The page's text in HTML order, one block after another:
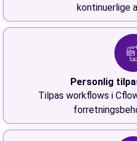
kontinuerlige
Personlig
Tilpas workflows i